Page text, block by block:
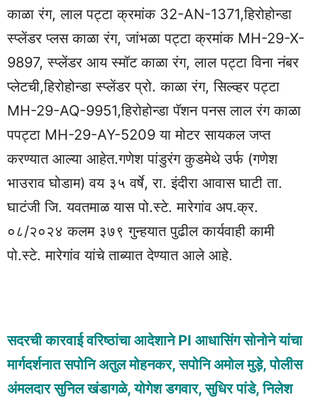
काळा रंग, लाल पट्टा क्रमांक 32-AN-1371,हिरोहोन्डा
स्प्लेंडर प्लस काळा रंग, जांभळा पट्टा क्रमांक MH-29-X-
9897, स्प्लेंडर आय स्मॉट काळा रंग, लाल पट्टा विना नंबर
प्लेटची,हिरोहोन्डा स्प्लेंडर प्रो. काळा रंग, सिल्व्हर पट्टा
MH-29-AQ-9951,हिरोहोन्डा पॅशन पनस लाल रंग काळा
पपट्टा MH-29-AY-5209 या मोटर सायकल जप्त
करण्यात आल्या आहेत.गणेश पांडुरंग कुडमेथे उर्फ (गणेश
भाउराव घोडाम) वय ३५ वर्षे, रा. इंदीरा आवास घाटी ता.
घाटंजी जि. यवतमाळ यास पो.स्टे. मारेगांव अप.क्र.
०८/२०२४ कलम ३७९ गुन्हयात पुढील कार्यवाही कामी
पो.स्टे. मारेगांव यांचे ताब्यात देण्यात आले आहे.
सदरची कारवाई वरिष्ठांचा आदेशाने PI आधासिंग सोनोने यांचा
मार्गदर्शनात सपोनि अतुल मोहनकर, सपोनि अमोल मुड़े, पोलीस
अंमलदार सुनिल खंडागळे, योगेश डगवार, सुधिर पांडे, निलेश